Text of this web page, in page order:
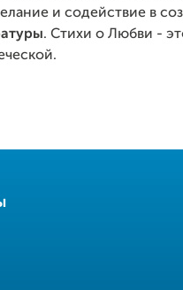
и содействие в
. Стихи о Любви -